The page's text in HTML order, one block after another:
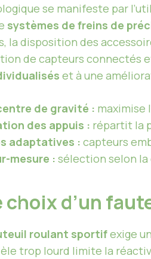
se manifeste par
systèmes de freins de
la disposition des
de capteurs connectés
et à une
de gravité : maximise
des appuis : répartit la
adaptatives : capteurs
mesure : sélection selon la
choix d’un
roulant sportifexige
trop lourd limite la